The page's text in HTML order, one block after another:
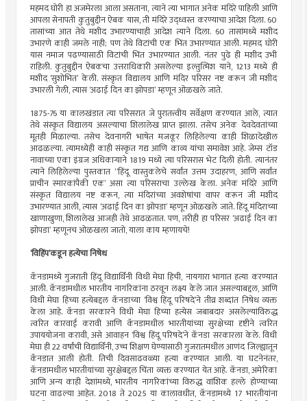
महमद घोरी हा अजमेरला आला असताना, त्याने त्या भागात अनेक मंदिरे पाहिली आणि
आपला सेनापती कुतुबुद्दीन ऐबक यास, ती मंदिरे उद्ध्वस्त करण्याचा आदेश दिला. 60
तासांच्या आत तेथे मशीद उभारण्याचाही आदेश त्याने दिला. 60 तासांमध्ये मशीद
उभारणे काही जमले नाही; पण तेथे विटांची एक भिंत उभारण्यात आली. महमद घोरी
यास नमाज पढण्यासाठी विटांची भिंत उभारण्यात आली. नंतर पुढे ही मशीद उभी
राहिली. कुतुबुद्दीन ऐबकचा उत्तराधिकारी असलेल्या इल्तुत्मिश याने, 1213 मध्ये ही
मशीद ‌‘सुशोभित‌’ केली. संस्कृत विद्यालय आणि मंदिर परिसर नष्ट करून जी मशीद
उभारली गेली, त्यास ‌‘अढाई दिन का झोपडा‌’ म्हणून ओळखले जाते.
1875-76 या कालखंडात त्या परिसरात जे पुरातत्त्वीय सर्वेक्षण करण्यात आले, त्यात
तेथे संस्कृत विद्यालय असल्याचा शिलालेख प्राप्त झाला. तसेच अनेक देवदेवतांच्या
मूतही मिळाल्या. तसेच देवनागरी भाषेत मजकूर लिहिलेल्या काही शिळादेखील
आढळल्या. त्यामध्येही काही संस्कृत गद्य आणि काव्य यांचा समावेश आहे. जेम्स टॉड
नावाच्या एका इंग्रज अधिकाऱ्याने 1819 मध्ये त्या परिसरास भेट दिली होती. त्यानंतर
त्याने लिहिलेल्या पुस्तकात “हिंदू वास्तुकलेचे सर्वांत उत्तम उदाहरण, आणि सर्वांत
प्राचीन स्मारकांपैकी एक‌’ असा त्या परिसराचा उल्लेख केला. अनेक मंदिरे आणि
संस्कृत विद्यालय नष्ट करून, त्या मंदिरांच्या अवशेषांचा वापर करून जी मशीद
उभारण्यात आली, त्यास ‌‘अढाई दिन का झोपडा‌’ म्हणून ओळखले जाते. हिंदू मंदिराच्या
खाणाखुणा, शिलालेख आजही तेथे आढळतात. पण, तरीही हा परिसर ‌‘अढाई दिन का
झोपडा‌’ म्हणूनच ओळखला जातो, याला काय म्हणायचे!
‌‘विहिंप‌’कडून हत्येचा निषेध
कॅनडामध्ये गुजराती हिंदू विद्यार्थिनी विधी मेघा हिची, नायगारा भागात हत्या करण्यात
आली. कॅनडामधील भारतीय नागरिकांना ठरवून लक्ष्य केले जात असल्याबद्दल, आणि
विधी मेघा हिच्या हत्येबद्दल कॅनडाच्या ‌‘विश्व हिंदू परिषदे‌’ने तीव्र शब्दांत निषेध व्यक्त
केला आहे. कॅनडा सरकारने विधी मेघा हिच्या हत्येस जबाबदार असलेल्यांविरुद्ध
त्वरित कारवाई करावी आणि कॅनडामधील भारतीयांच्या सुरक्षेच्या दृष्टीने त्वरित
उपाययोजना करावी, असे आवाहन ‌‘विश्व हिंदू परिषदे‌’ने कॅनडा सरकारला केले. विधी
मेघा ही 22 वर्षांची विद्यार्थिनी, उच्च शिक्षण घेण्यासाठी गुजरातमधील आणंद जिल्ह्यातून
कॅनडात आली होती. तिची दिवसाढवळ्या हत्या करण्यात आली. या घटनेनंतर,
कॅनडामधील भारतीयांच्या सुरक्षेबद्दल चिंता व्यक्त करण्यात येत आहे. कॅनडा, अमेरिका
आणि अन्य काही देशांमध्ये, भारतीय नागरिकांच्या विरुद्ध वांशिक हल्ले होण्याच्या
घटना वाढल्या आहेत. 2018 ते 2025 या कालावधीत, कॅनडामध्ये 17 भारतीयांना